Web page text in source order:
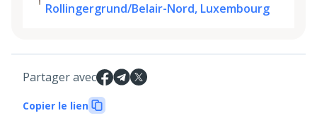
Rollingergrund/Belair-Nord, Luxembourg
Partager avec
Copier le lien